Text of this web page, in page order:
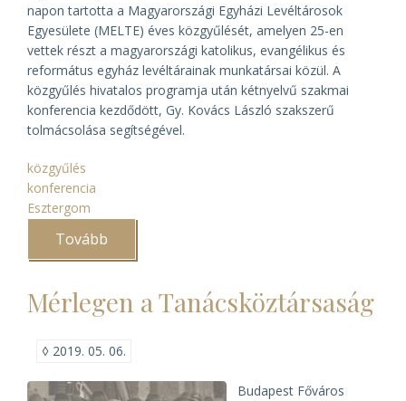
napon tartotta a Magyarországi Egyházi Levéltárosok
Egyesülete (MELTE) éves közgyűlését, amelyen 25-en
vettek részt a magyarországi katolikus, evangélikus és
református egyház levéltárainak munkatársai közül. A
közgyűlés hivatalos programja után kétnyelvű szakmai
konferencia kezdődött, Gy. Kovács László szakszerű
tolmácsolása segítségével.
közgyűlés
konferencia
Esztergom
Tovább
és
nap)
Mérlegen a Tanácsköztársaság
◊ 2019. 05. 06.
Budapest Főváros